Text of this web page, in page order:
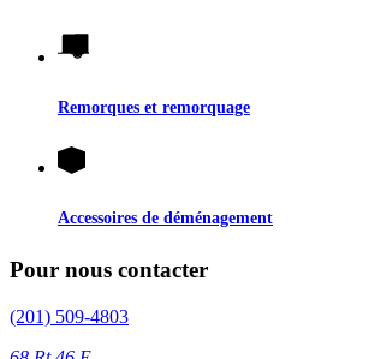
Remorques et remorquage
Accessoires de déménagement
Pour nous contacter
(201) 509-4803